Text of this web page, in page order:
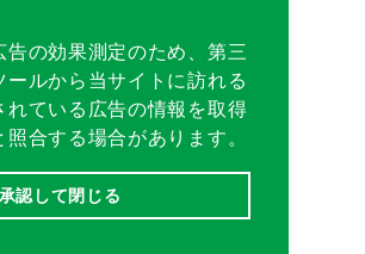
告の効果測定のため、第三
ールから当サイトに訪れる
れている広告の情報を取得
照合する場合があります。
承認して閉じる
ント
に申し込む
ンネル
)
愛媛
(東予)